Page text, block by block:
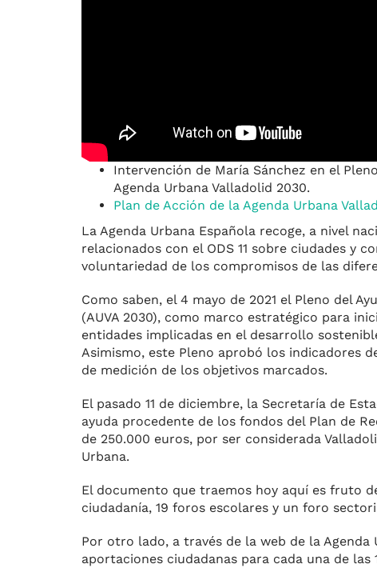
Intervención de María Sánchez en el
Agenda Urbana Valladolid 2030.
Plan de Acción de la Agenda Urbana
La Agenda Urbana Española recoge, a nivel
relacionados con el ODS 11 sobre ciudades y
voluntariedad de los compromisos de las
Como saben, el 4 mayo de 2021 el Pleno del
(AUVA 2030), como marco estratégico para
entidades implicadas en el desarrollo
Asimismo, este Pleno aprobó los indicadores
de medición de los objetivos marcados.
El pasado 11 de diciembre, la Secretaría de
ayuda procedente de los fondos del Plan de
de 250.000 euros, por ser considerada
Urbana.
El documento que traemos hoy aquí es fruto
ciudadanía, 19 foros escolares y un foro
Por otro lado, a través de la web de la
aportaciones ciudadanas para cada una de